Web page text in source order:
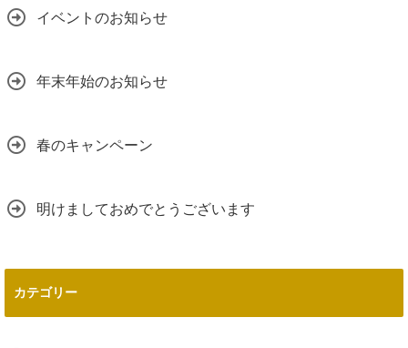
イベントのお知らせ
年末年始のお知らせ
春のキャンペーン
明けましておめでとうございます
カテゴリー